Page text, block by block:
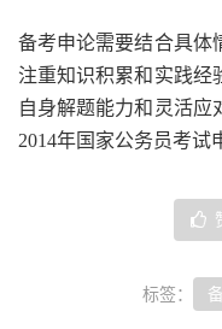
备考申论需要结合具体
注重知识积累和实践经
自身解题能力和灵活应
2014年国家公务员考试
标签：